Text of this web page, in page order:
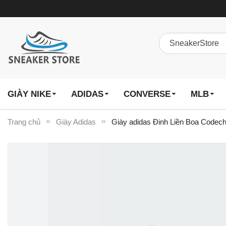
GIÀY NIKE ADIDAS CONVERSE MLB
Trang chủ Giày Adidas Giày adidas Đinh Liền Boa